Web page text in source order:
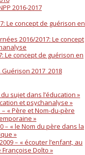
2016-2017
Le concept de guérison en
2016/2017: Le concept
Le concept de guérison en
2017_2018
sujet dans l’éducation »
et psychanalyse »
« Père et Nom-du-père
»
– « le Nom du père dans la
»
– « écouter l’enfant, au
Dolto »